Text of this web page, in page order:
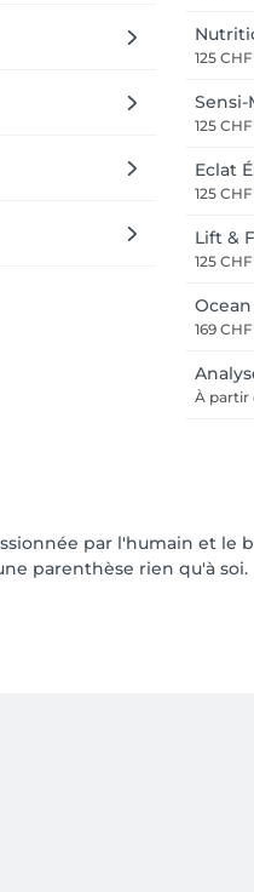
125 CHF
Sensi-
125 CHF
Eclat
125 CHF
Lift &
125 CHF
169 CHF
À partir
par l'humain et
parenthèse rien qu'à soi.